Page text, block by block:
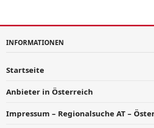
INFORMATIONEN
Startseite
Anbieter in Österreich
Impressum – Regionalsuche AT –